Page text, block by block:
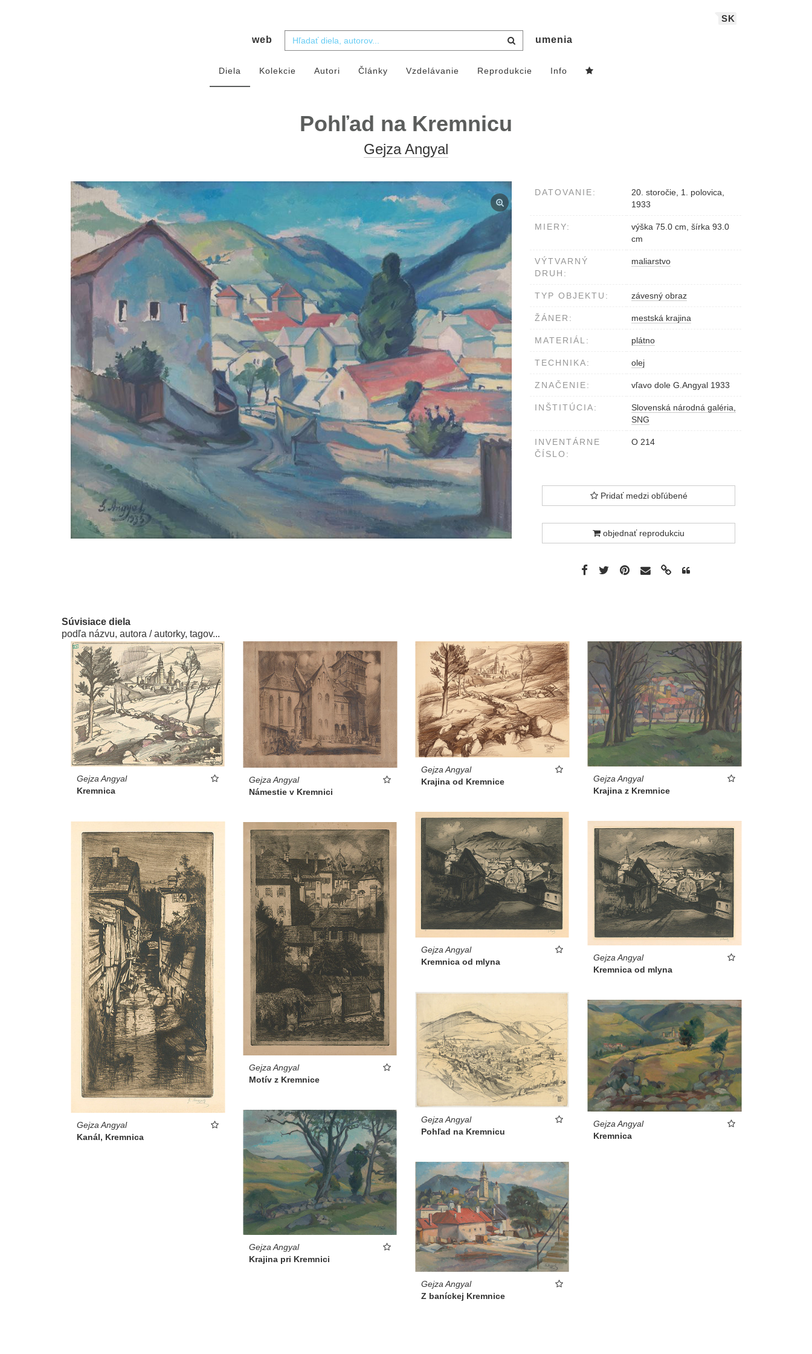
SK
web umenia
Diela Kolekcie Autori Články Vzdelávanie Reprodukcie Info
Pohľad na Kremnicu
Gejza Angyal
DATOVANIE:
20. storočie, 1. polovica,
1933
MIERY:
výška 75.0 cm, šírka 93.0
cm
VÝTVARNÝ
DRUH:
maliarstvo
TYP OBJEKTU: závesný obraz
ŽÁNER: mestská krajina
MATERIÁL: plátno
TECHNIKA: olej
ZNAČENIE: vľavo dole G.Angyal 1933
INŠTITÚCIA:
Slovenská národná galéria,
SNG
INVENTÁRNE
ČÍSLO:
O 214
Pridať medzi obľúbené
objednať reprodukciu
Súvisiace diela
podľa názvu, autora / autorky, tagov...
Gejza Angyal
Kremnica
Gejza Angyal
Námestie v Kremnici
Gejza Angyal
Krajina od Kremnice
Gejza Angyal
Krajina z Kremnice
Gejza Angyal
Kremnica od mlyna
Gejza Angyal
Kremnica od mlyna
Gejza Angyal
Kanál, Kremnica
Gejza Angyal
Motív z Kremnice
Gejza Angyal
Pohľad na Kremnicu
Gejza Angyal
Kremnica
Gejza Angyal
Krajina pri Kremnici
Gejza Angyal
Z baníckej Kremnice